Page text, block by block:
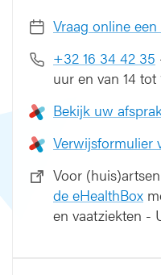
Vraag online
+32 16 34 42 35
uur en van 14 tot
Bekijk uw
Verwijsformulier
Voor
de eHealthBox
en vaatziekten -